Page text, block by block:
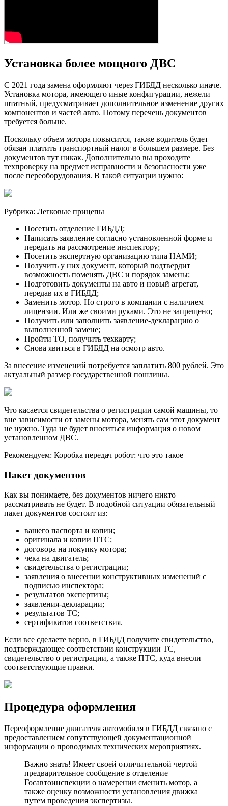
Установка более мощного ДВС
С 2021 года замена оформляют через ГИБДД несколько иначе.
Установка мотора, имеющего иные конфигурации, нежели
штатный, предусматривает дополнительное изменение других
компонентов и частей авто. Потому перечень документов
требуется больше.
Поскольку объем мотора повысится, также водитель будет
обязан платить транспортный налог в большем размере. Без
документов тут никак. Дополнительно вы проходите
техпроверку на предмет исправности и безопасности уже
после переоборудования. В такой ситуации нужно:
Рубрика: Легковые прицепы
Посетить отделение ГИБДД;
Написать заявление согласно установленной форме и
передать на рассмотрение инспектору;
Посетить экспертную организацию типа НАМИ;
Получить у них документ, который подтвердит
возможность поменять ДВС и порядок замены;
Подготовить документы на авто и новый агрегат,
передав их в ГИБДД;
Заменить мотор. Но строго в компании с наличием
лицензии. Или же своими руками. Это не запрещено;
Получить или заполнить заявление-декларацию о
выполненной замене;
Пройти ТО, получить техкарту;
Снова явиться в ГИБДД на осмотр авто.
За внесение изменений потребуется заплатить 800 рублей. Это
актуальный размер государственной пошлины.
Что касается свидетельства о регистрации самой машины, то
вне зависимости от замены мотора, менять сам этот документ
не нужно. Туда не будет вноситься информация о новом
установленном ДВС.
Рекомендуем: Коробка передач робот: что это такое
Пакет документов
Как вы понимаете, без документов ничего никто
рассматривать не будет. В подобной ситуации обязательный
пакет документов состоит из:
вашего паспорта и копии;
оригинала и копии ПТС;
договора на покупку мотора;
чека на двигатель;
свидетельства о регистрации;
заявления о внесении конструктивных изменений с
подписью инспектора;
результатов экспертизы;
заявления-декларации;
результатов ТС;
сертификатов соответствия.
Если все сделаете верно, в ГИБДД получите свидетельство,
подтверждающее соответствии конструкции ТС,
свидетельство о регистрации, а также ПТС, куда внесли
соответствующие правки.
Процедура оформления
Переоформление двигателя автомобиля в ГИБДД связано с
предоставлением сопутствующей документационной
информации о проводимых технических мероприятиях.
Важно знать! Имеет своей отличительной чертой
предварительное сообщение в отделение
Госавтоинспекции о намерении сменить мотор, а
также оценку возможности установления движка
путем проведения экспертизы.